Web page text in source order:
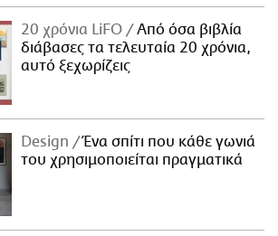
20 χρόνια LiFO
Από όσα βιβλία
διάβασες τα τελευταία 20 χρόνια,
αυτό ξεχωρίζεις
Design
Ένα σπίτι που κάθε γωνιά
του χρησιμοποιείται πραγματικά